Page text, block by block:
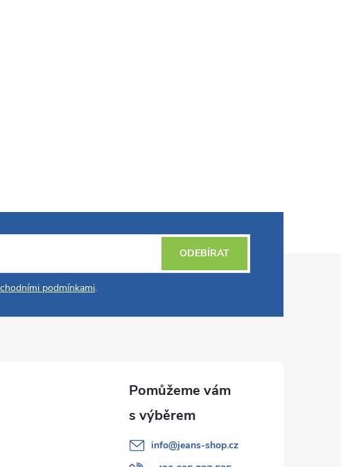
podmínkami.
ODEBÍRAT
info@jeans-shop.cz